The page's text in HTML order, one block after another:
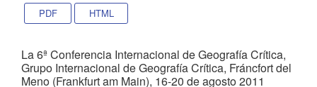
PDF HTML
La 6ª Conferencia Internacional de Geografía Crítica,
Grupo Internacional de Geografía Crítica, Fráncfort del
Meno (Frankfurt am Main), 16-20 de agosto 2011